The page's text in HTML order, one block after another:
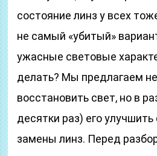
состояние линз у всех
не самый «убитый»
ужасные световые
делать? Мы предлагаем
восстановить свет, но в
десятки раз) его
замены линз. Перед